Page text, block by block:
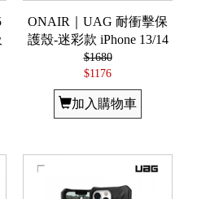
ONAIR｜UAG 耐衝擊保
護殼-迷彩款 iPhone 13/14
$1680
$1176
加入購物車